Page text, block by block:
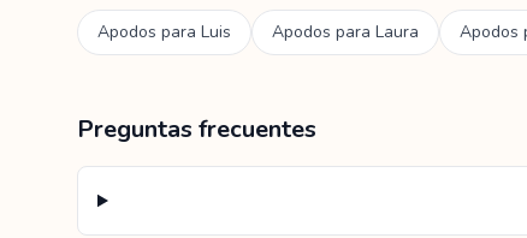
Apodos para Luis Apodos para Laura Apodos
Preguntas frecuentes